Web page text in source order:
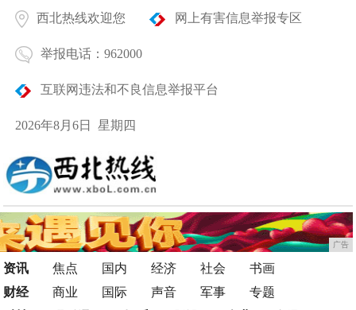
西北热线欢迎您 网上有害信息举报专区
举报电话：962000
互联网违法和不良信息举报平台
2026年8月6日 星期四
广告
资讯 焦点 国内 经济 社会
书画
财经
商业 国际 声音 军事
专题